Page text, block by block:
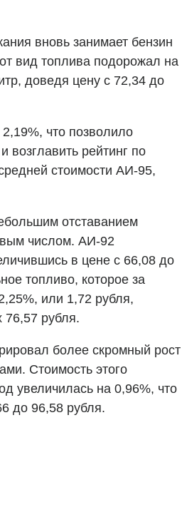
вновь занимает бензин
вид топлива подорожал на
доведя цену с 72,34 до
что позволило
возглавить рейтинг по
стоимости АИ-95,
отставанием
числом. АИ-92
в цене с 66,08 до
топливо, которое за
или 1,72 рубля,
76,57 рубля.
более скромный рост
Стоимость этого
увеличилась на 0,96%, что
до 96,58 рубля.